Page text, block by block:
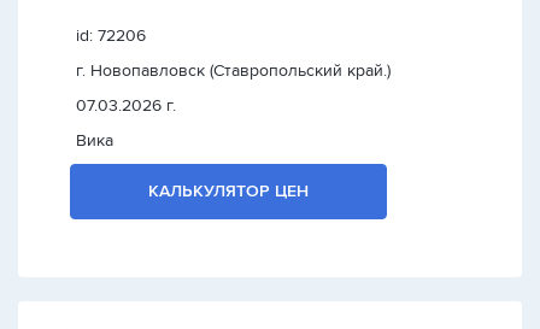
id: 72206
г. Новопавловск (Ставропольский край.)
07.03.2026 г.
Вика
КАЛЬКУЛЯТОР ЦЕН